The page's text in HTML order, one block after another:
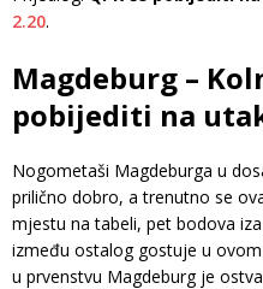
2.20.
Magdeburg –
pobijediti na
Nogometaši Magdeburga u
prilično dobro, a trenutno se
mjestu na tabeli, pet bodova
između ostalog gostuje u
u prvenstvu Magdeburg je